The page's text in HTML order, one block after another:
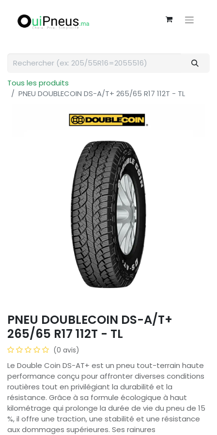
Tous les produits
PNEU DOUBLECOIN DS-A/T+ 265/65 R17 112T - TL
PNEU DOUBLECOIN DS-A/T+
265/65 R17 112T - TL
(0 avis)
Le Double Coin DS-AT+ est un pneu tout-terrain haute
performance conçu pour affronter diverses conditions
routières tout en privilégiant la durabilité et la
résistance. Grâce à sa formule écologique à haut
kilométrage qui prolonge la durée de vie du pneu de 15
%, il offre une traction, une stabilité et une résistance
aux dommages supérieures. Ses rainures